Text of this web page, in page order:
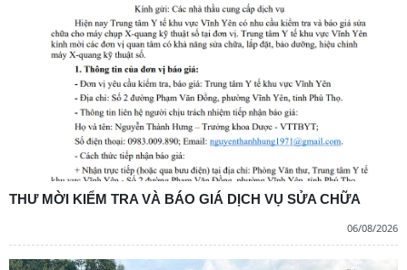
06/08/2026
THƯ MỜI KIỂM TRA VÀ BÁO GIÁ DỊCH VỤ SỬA CHỮA